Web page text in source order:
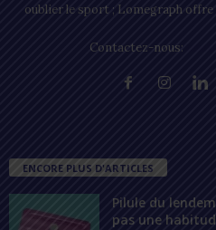
oublier le sport ; Lomegraph
Contactez-nous:
ENCORE PLUS D'ARTICLES
Pilule du
pas une